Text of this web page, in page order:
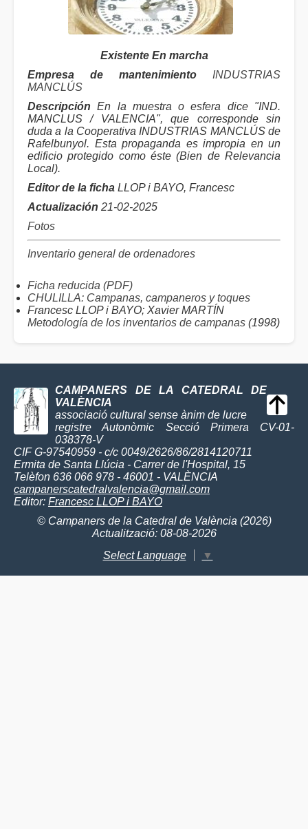
Existente En marcha
Empresa de mantenimiento
INDUSTRIAS
MANCLÚS
Descripción En la muestra o esfera dice "IND.
MANCLUS / VALENCIA", que corresponde sin
duda a la Cooperativa INDUSTRIAS MANCLÚS de
Rafelbunyol. Esta propaganda es impropia en un
edificio protegido como éste (Bien de Relevancia
Local).
Editor de la ficha LLOP i BAYO, Francesc
Actualización 21-02-2025
Fotos
Inventario general de ordenadores
Ficha reducida (PDF)
CHULILLA: Campanas, campaneros y toques
Francesc LLOP i BAYO; Xavier MARTÍN
Metodología de los inventarios de campanas (1998)
CAMPANERS DE LA CATEDRAL DE
VALÈNCIA
associació cultural sense ànim de lucre
registre Autonòmic Secció Primera CV-01-
038378-V
CIF G-97540959 - c/c 0049/2626/86/2814120711
Ermita de Santa Llúcia - Carrer de l'Hospital, 15
Telèfon 636 066 978 - 46001 - VALÈNCIA
campanerscatedralvalencia@gmail.com
Editor: Francesc LLOP i BAYO
© Campaners de la Catedral de València (2026)
Actualització: 08-08-2026
Select Language
▼